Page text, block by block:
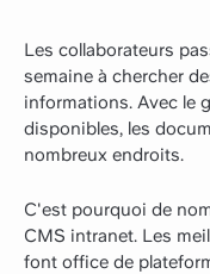
Les collaborateurs
semaine à chercher
informations. Avec le
disponibles, les
nombreux endroits.
C'est pourquoi de
CMS intranet. Les
font office de